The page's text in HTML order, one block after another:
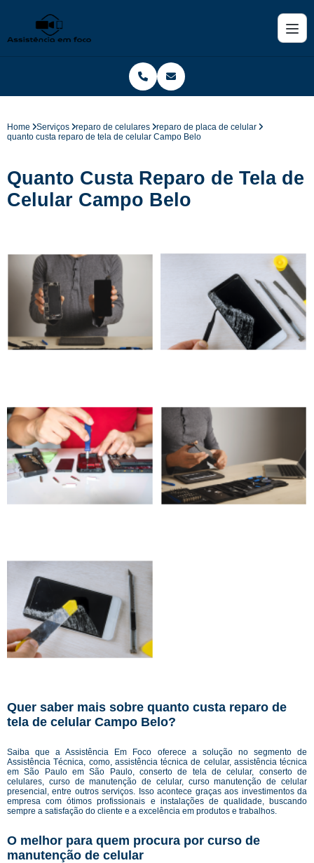
Home Serviços reparo de celulares
reparo de placa de celular
quanto custa reparo de tela de celular Campo Belo
Quanto Custa Reparo de Tela de
Celular Campo Belo
Quer saber mais sobre quanto custa reparo de
tela de celular Campo Belo?
Saiba que a Assistência Em Foco oferece a solução no segmento de
Assistência Técnica, como, assistência técnica de celular, assistência técnica
em São Paulo em São Paulo, conserto de tela de celular, conserto de
celulares, curso de manutenção de celular, curso manutenção de celular
presencial, entre outros serviços. Isso acontece graças aos investimentos da
empresa com ótimos profissionais e instalações de qualidade, buscando
sempre a satisfação do cliente e a excelência em produtos e trabalhos.
O melhor para quem procura por curso de
manutenção de celular